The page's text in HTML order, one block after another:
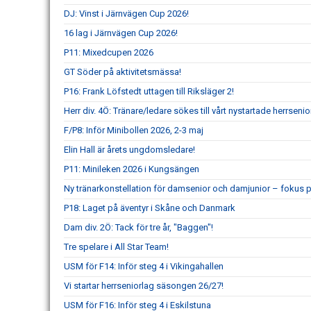
DJ: Vinst i Järnvägen Cup 2026!
16 lag i Järnvägen Cup 2026!
P11: Mixedcupen 2026
GT Söder på aktivitetsmässa!
P16: Frank Löfstedt uttagen till Riksläger 2!
Herr div. 4Ö: Tränare/ledare sökes till vårt nystartade
F/P8: Inför Minibollen 2026, 2-3 maj
Elin Hall är årets ungdomsledare!
P11: Minileken 2026 i Kungsängen
Ny tränarkonstellation för damsenior och damjunior – fokus
P18: Laget på äventyr i Skåne och Danmark
Dam div. 2Ö: Tack för tre år, "Baggen"!
Tre spelare i All Star Team!
USM för F14: Inför steg 4 i Vikingahallen
Vi startar herrseniorlag säsongen 26/27!
USM för F16: Inför steg 4 i Eskilstuna